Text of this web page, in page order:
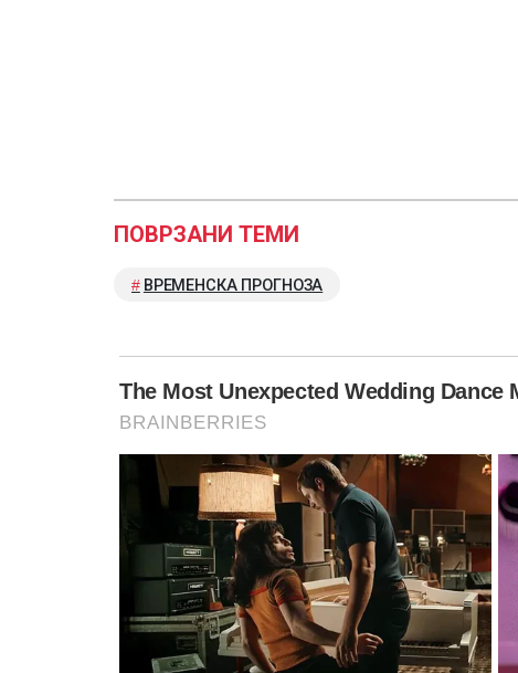
ПОВРЗАНИ ТЕМИ
ВРЕМЕНСКА ПРОГНОЗА